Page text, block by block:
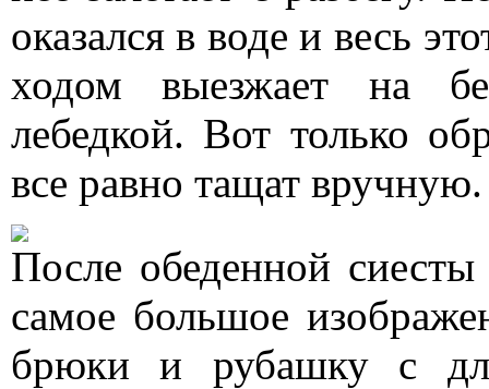
оказался в воде и весь
ходом выезжает на
лебедкой. Вот только
все равно тащат вручную.
После обеденной
самое большое
брюки и рубашку с